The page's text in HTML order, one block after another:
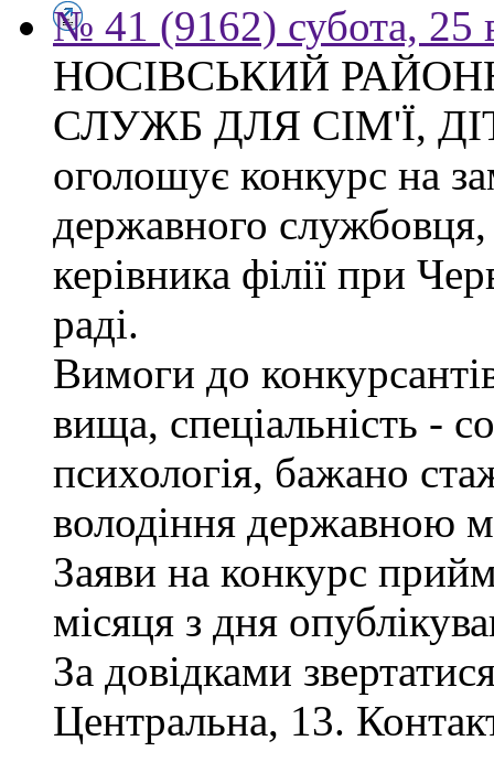
№ 41 (9162) субота, 25
НОСІВСЬКИЙ
СЛУЖБ ДЛЯ СІМ'Ї,
оголошує конкурс на
державного службовця,
керівника філії при
раді.
Вимоги до
вища, спеціальність -
психологія, бажано
володіння державною
Заяви на конкурс
місяця з дня
За довідками
Центральна, 13.